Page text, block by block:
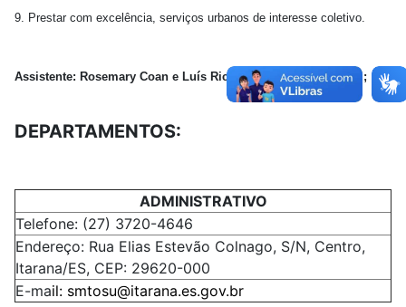
9. Prestar com excelência, serviços urbanos de interesse coletivo.
Assistente: Rosemary Coan e Luís Ricardo Moutinho Bortolini;
DEPARTAMENTOS:
ADMINISTRATIVO
Telefone: (27) 3720-4646
Endereço: Rua Elias Estevão Colnago, S/N, Centro,
Itarana/ES, CEP: 29620-000
E-mail: smtosu@itarana.es.gov.br